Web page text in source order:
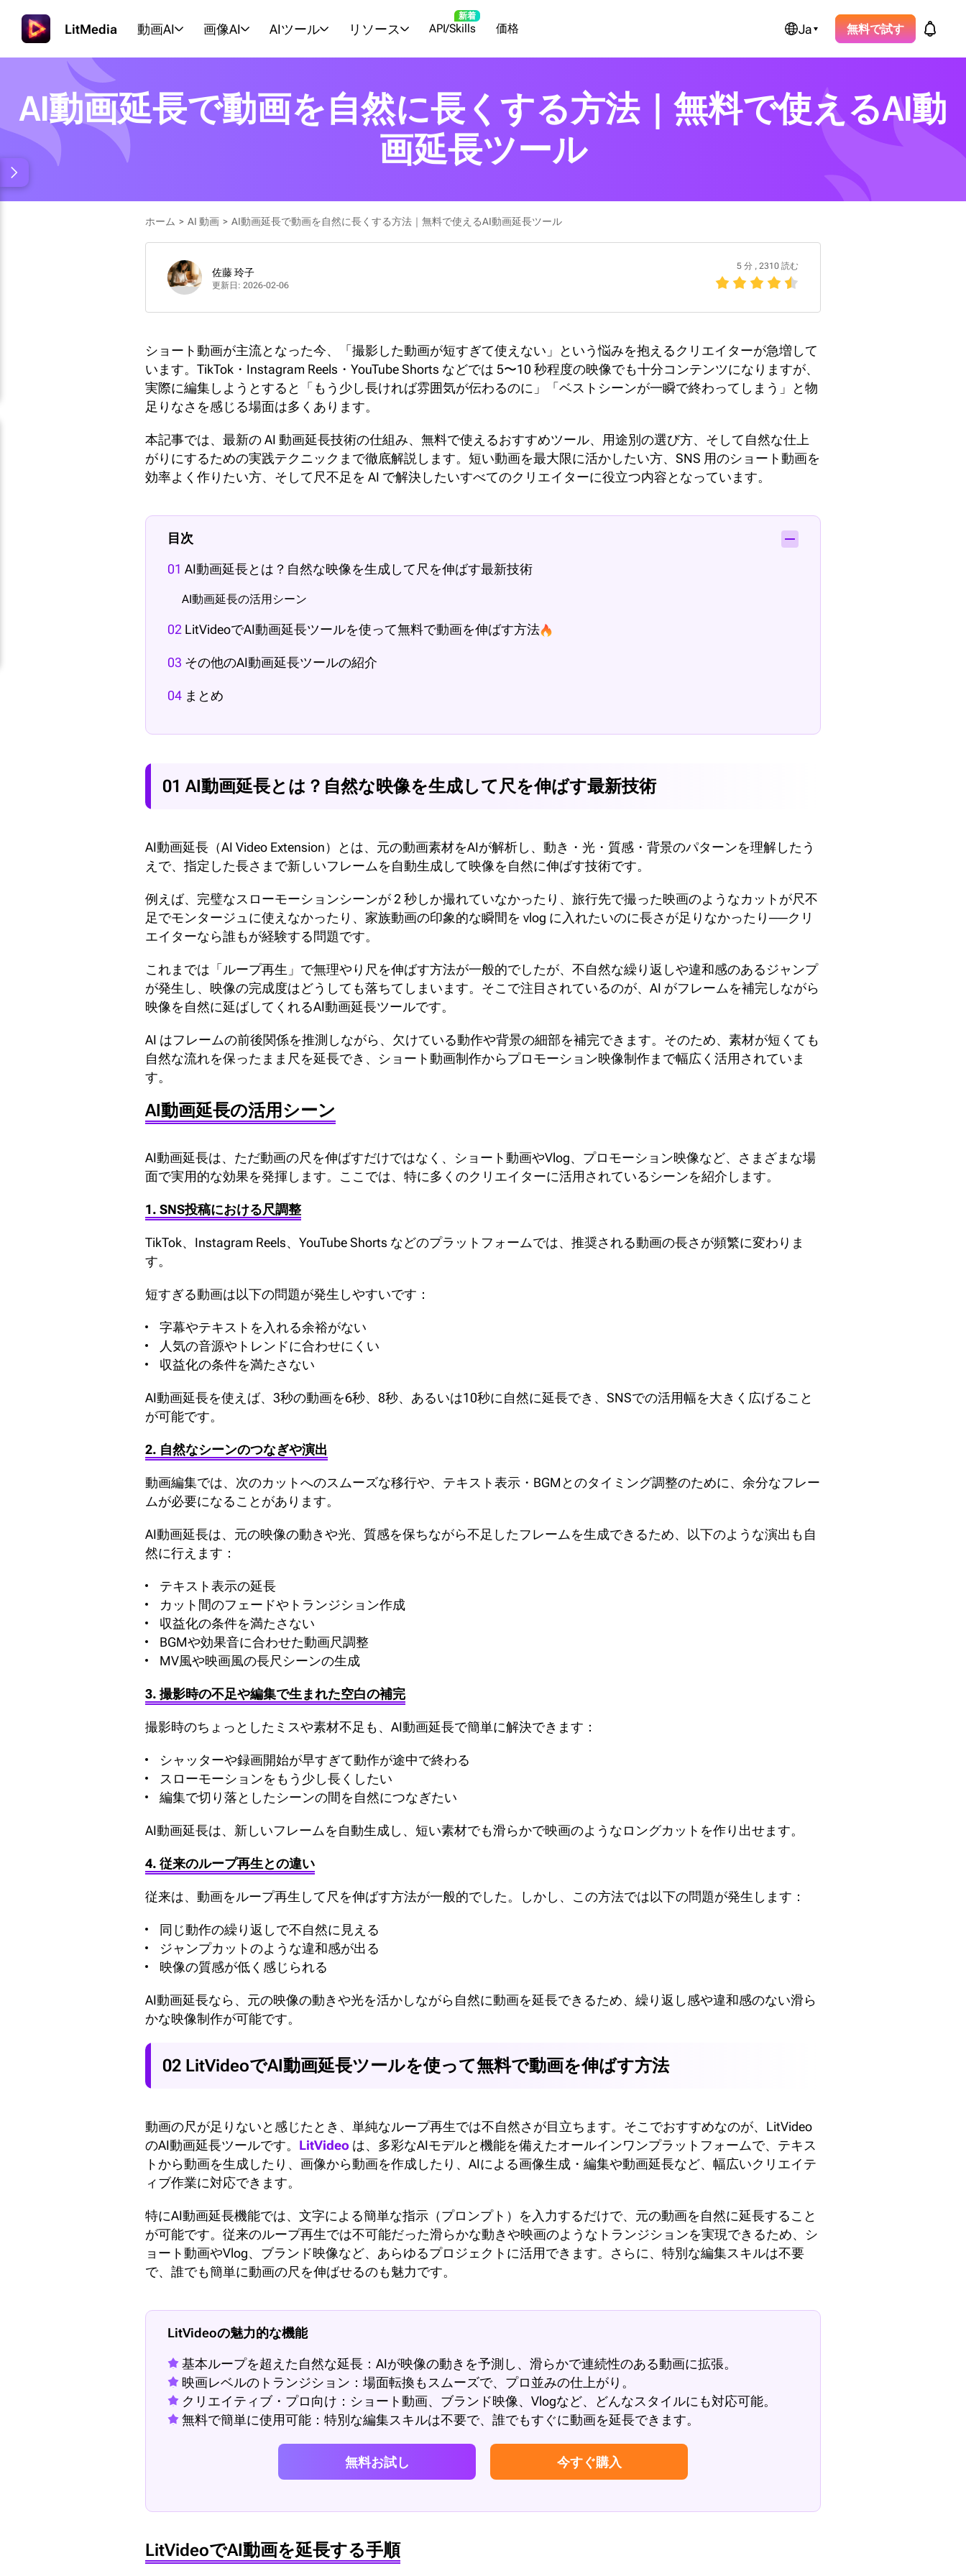
LitMedia 動画AI 画像AI AIツール リソース API/Skills
新着
価格 Ja 無料で試す
AI動画延長で動画を自然に長くする方法｜無料で使えるAI動
画延長ツール
ホーム > AI 動画 > AI動画延長で動画を自然に長くする方法｜無料で使えるAI動画延長ツール
佐藤 玲子
更新日: 2026-02-06
5 分 , 2310 読む
ショート動画が主流となった今、「撮影した動画が短すぎて使えない」という悩みを抱えるクリエイターが急増して
います。TikTok・Instagram Reels・YouTube Shorts などでは 5〜10 秒程度の映像でも十分コンテンツになりますが、
実際に編集しようとすると「もう少し長ければ雰囲気が伝わるのに」「ベストシーンが一瞬で終わってしまう」と物
足りなさを感じる場面は多くあります。
本記事では、最新の AI 動画延長技術の仕組み、無料で使えるおすすめツール、用途別の選び方、そして自然な仕上
がりにするための実践テクニックまで徹底解説します。短い動画を最大限に活かしたい方、SNS 用のショート動画を
効率よく作りたい方、そして尺不足を AI で解決したいすべてのクリエイターに役立つ内容となっています。
目次
01 AI動画延長とは？自然な映像を生成して尺を伸ばす最新技術
AI動画延長の活用シーン
02 LitVideoでAI動画延長ツールを使って無料で動画を伸ばす方法
03 その他のAI動画延長ツールの紹介
04 まとめ
01 AI動画延長とは？自然な映像を生成して尺を伸ばす最新技術
AI動画延長（AI Video Extension）とは、元の動画素材をAIが解析し、動き・光・質感・背景のパターンを理解したう
えで、指定した長さまで新しいフレームを自動生成して映像を自然に伸ばす技術です。
例えば、完璧なスローモーションシーンが 2 秒しか撮れていなかったり、旅行先で撮った映画のようなカットが尺不
足でモンタージュに使えなかったり、家族動画の印象的な瞬間を vlog に入れたいのに長さが足りなかったり──クリ
エイターなら誰もが経験する問題です。
これまでは「ループ再生」で無理やり尺を伸ばす方法が一般的でしたが、不自然な繰り返しや違和感のあるジャンプ
が発生し、映像の完成度はどうしても落ちてしまいます。そこで注目されているのが、AI がフレームを補完しながら
映像を自然に延ばしてくれるAI動画延長ツールです。
AI はフレームの前後関係を推測しながら、欠けている動作や背景の細部を補完できます。そのため、素材が短くても
自然な流れを保ったまま尺を延長でき、ショート動画制作からプロモーション映像制作まで幅広く活用されていま
す。
AI動画延長の活用シーン
AI動画延長は、ただ動画の尺を伸ばすだけではなく、ショート動画やVlog、プロモーション映像など、さまざまな場
面で実用的な効果を発揮します。ここでは、特に多くのクリエイターに活用されているシーンを紹介します。
1. SNS投稿における尺調整
TikTok、Instagram Reels、YouTube Shorts などのプラットフォームでは、推奨される動画の長さが頻繁に変わりま
す。
短すぎる動画は以下の問題が発生しやすいです：
字幕やテキストを入れる余裕がない
人気の音源やトレンドに合わせにくい
収益化の条件を満たさない
AI動画延長を使えば、3秒の動画を6秒、8秒、あるいは10秒に自然に延長でき、SNSでの活用幅を大きく広げること
が可能です。
2. 自然なシーンのつなぎや演出
動画編集では、次のカットへのスムーズな移行や、テキスト表示・BGMとのタイミング調整のために、余分なフレー
ムが必要になることがあります。
AI動画延長は、元の映像の動きや光、質感を保ちながら不足したフレームを生成できるため、以下のような演出も自
然に行えます：
テキスト表示の延長
カット間のフェードやトランジション作成
収益化の条件を満たさない
BGMや効果音に合わせた動画尺調整
MV風や映画風の長尺シーンの生成
3. 撮影時の不足や編集で生まれた空白の補完
撮影時のちょっとしたミスや素材不足も、AI動画延長で簡単に解決できます：
シャッターや録画開始が早すぎて動作が途中で終わる
スローモーションをもう少し長くしたい
編集で切り落としたシーンの間を自然につなぎたい
AI動画延長は、新しいフレームを自動生成し、短い素材でも滑らかで映画のようなロングカットを作り出せます。
4. 従来のループ再生との違い
従来は、動画をループ再生して尺を伸ばす方法が一般的でした。しかし、この方法では以下の問題が発生します：
同じ動作の繰り返しで不自然に見える
ジャンプカットのような違和感が出る
映像の質感が低く感じられる
AI動画延長なら、元の映像の動きや光を活かしながら自然に動画を延長できるため、繰り返し感や違和感のない滑ら
かな映像制作が可能です。
02 LitVideoでAI動画延長ツールを使って無料で動画を伸ばす方法
動画の尺が足りないと感じたとき、単純なループ再生では不自然さが目立ちます。そこでおすすめなのが、LitVideo
のAI動画延長ツールです。 LitVideo は、多彩なAIモデルと機能を備えたオールインワンプラットフォームで、テキス
トから動画を生成したり、画像から動画を作成したり、AIによる画像生成・編集や動画延長など、幅広いクリエイテ
ィブ作業に対応できます。
特にAI動画延長機能では、文字による簡単な指示（プロンプト）を入力するだけで、元の動画を自然に延長すること
が可能です。従来のループ再生では不可能だった滑らかな動きや映画のようなトランジションを実現できるため、シ
ョート動画やVlog、ブランド映像など、あらゆるプロジェクトに活用できます。さらに、特別な編集スキルは不要
で、誰でも簡単に動画の尺を伸ばせるのも魅力です。
LitVideoの魅力的な機能
基本ループを超えた自然な延長：AIが映像の動きを予測し、滑らかで連続性のある動画に拡張。
映画レベルのトランジション：場面転換もスムーズで、プロ並みの仕上がり。
クリエイティブ・プロ向け：ショート動画、ブランド映像、Vlogなど、どんなスタイルにも対応可能。
無料で簡単に使用可能：特別な編集スキルは不要で、誰でもすぐに動画を延長できます。
無料お試し 今すぐ購入
LitVideoでAI動画を延長する手順